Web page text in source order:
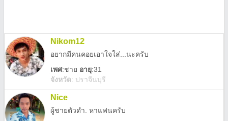
Nikom12
อยากมีคนคอยเอาใจใส่...นะครับ
เพศ:ชาย อายุ:31
จังหวัด: ปราจีนบุรี
Nice
ผู้ชายตัวดำ. หาแฟนครับ